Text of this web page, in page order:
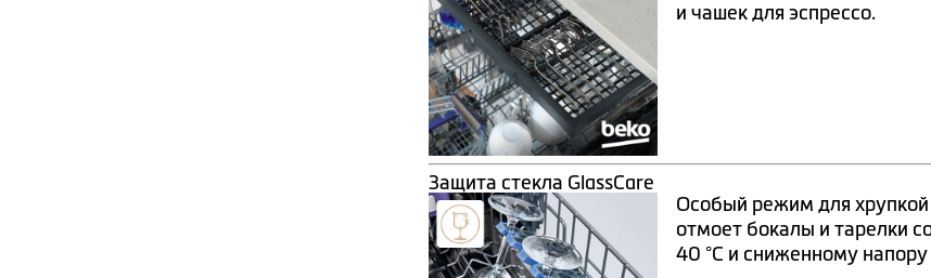
и чашек для эспрессо.
Защита стекла GlassCare
Особый режим для хрупкой
отмоет бокалы и тарелки
40 °C и сниженному